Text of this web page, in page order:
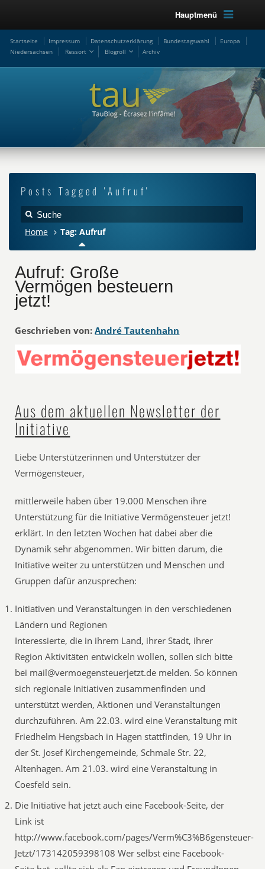
Hauptmenü
Startseite Impressum Datenschutzerklärung Bundestagswahl
Europa
Niedersachsen
Ressort Blogroll Archiv
Posts Tagged 'Aufruf'
Home Tag: Aufruf
Aufruf: Große
Vermögen besteuern
jetzt!
Geschrieben von: André Tautenhahn
Aus dem aktuellen Newsletter der
Initiative
Liebe Unterstützerinnen und Unterstützer der
Vermögensteuer,
mittlerweile haben über 19.000 Menschen ihre
Unterstützung für die Initiative Vermögensteuer jetzt!
erklärt. In den letzten Wochen hat dabei aber die
Dynamik sehr abgenommen. Wir bitten darum, die
Initiative weiter zu unterstützen und Menschen und
Gruppen dafür anzusprechen:
Initiativen und Veranstaltungen in den verschiedenen
Ländern und Regionen
Interessierte, die in ihrem Land, ihrer Stadt, ihrer
Region Aktivitäten entwickeln wollen, sollen sich bitte
bei mail@vermoegensteuerjetzt.de melden. So können
sich regionale Initiativen zusammenfinden und
unterstützt werden, Aktionen und Veranstaltungen
durchzuführen. Am 22.03. wird eine Veranstaltung mit
Friedhelm Hengsbach in Hagen stattfinden, 19 Uhr in
der St. Josef Kirchengemeinde, Schmale Str. 22,
Altenhagen. Am 21.03. wird eine Veranstaltung in
Coesfeld sein.
Die Initiative hat jetzt auch eine Facebook-Seite, der
Link ist
http://www.facebook.com/pages/Verm%C3%B6gensteuer-
Jetzt/173142059398108 Wer selbst eine Facebook-